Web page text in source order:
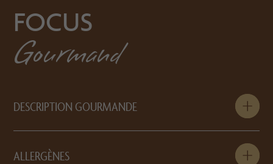
FOCUS
Gourmand
DESCRIPTION GOURMANDE
ALLERGÈNES